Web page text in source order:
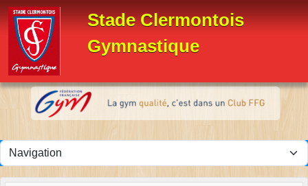
Stade Clermontois
Gymnastique
Panneau de gestion des cookies